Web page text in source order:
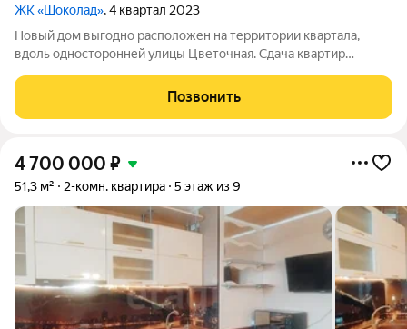
ЖК «Шоколад», 4 квартал 2023
Новый дом выгодно расположен на территории квартала,
вдоль односторонней улицы Цветочная. Сдача квартир
Позвонить
4 700 000 ₽
51,3 м² 2-комн. квартира 5 этаж из 9